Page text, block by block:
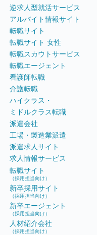
逆求人型就活サービス
アルバイト情報サイト
転職サイト
転職サイト 女性
転職スカウトサービス
転職エージェント
看護師転職
介護転職
ハイクラス・
ミドルクラス転職
派遣会社
工場・製造業派遣
派遣求人サイト
求人情報サービス
転職サイト
（採用担当向け）
新卒採用サイト
（採用担当向け）
新卒エージェント
（採用担当向け）
人材紹介会社
（採用担当向け）